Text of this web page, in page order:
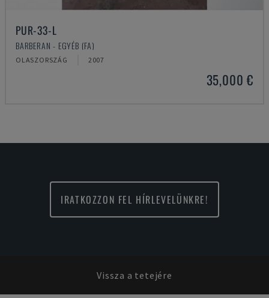
PUR-33-L
BARBERAN - EGYÉB (FA)
OLASZORSZÁG 2007
35,000 €
IRATKOZZON FEL HÍRLEVELÜNKRE!
Vissza a tetejére